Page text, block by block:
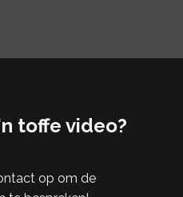
toffe video?
op om de